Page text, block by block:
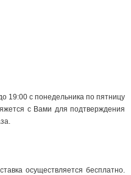
19:00 с понедельника по пятницу
с Вами для подтверждения
осуществляется бесплатно.